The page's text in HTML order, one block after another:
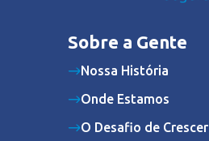
Sobre a Gente
Nossa História
Onde Estamos
O Desafio de Crescer